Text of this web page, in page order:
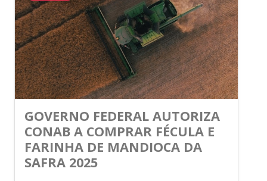
GOVERNO FEDERAL AUTORIZA
CONAB A COMPRAR FÉCULA E
FARINHA DE MANDIOCA DA
SAFRA 2025